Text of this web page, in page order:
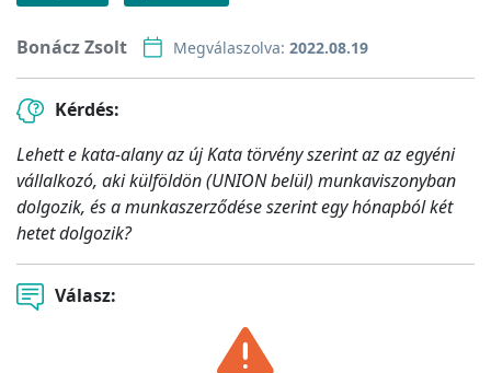
Bonácz Zsolt Megválaszolva: 2022.08.19
Kérdés:
Lehett e kata-alany az új Kata törvény szerint az az egyéni
vállalkozó, aki külföldön (UNION belül) munkaviszonyban
dolgozik, és a munkaszerződése szerint egy hónapból két
hetet dolgozik?
Válasz: